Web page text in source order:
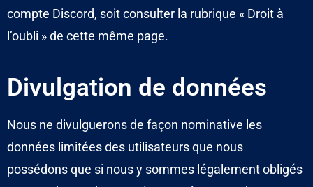
compte Discord, soit consulter la rubrique « Droit à
l’oubli » de cette même page.
Divulgation de données
Nous ne divulguerons de façon nominative les
données limitées des utilisateurs que nous
possédons que si nous y sommes légalement obligés